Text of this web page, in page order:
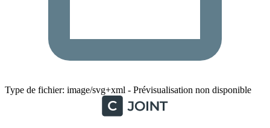
Type de fichier: image/svg+xml - Prévisualisation non disponible